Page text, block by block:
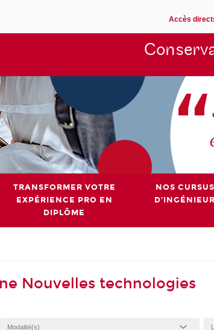
Accès
TRANSFORMER VOTRE
EXPÉRIENCE PRO EN
DIPLÔME
NOS CURSUS
D'INGÉNIEUR
Nouvelles technologies